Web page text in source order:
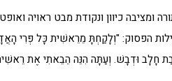
ומציבה כיוון ונקודת מבט ראויה
הפסוק: "וְלָקַחְתָּ מֵרֵאשִׁית כָּל פְּרִי
חָלָב וּדְבָשׁ. וְעַתָּה הִנֵּה הֵבֵאתִי אֶת